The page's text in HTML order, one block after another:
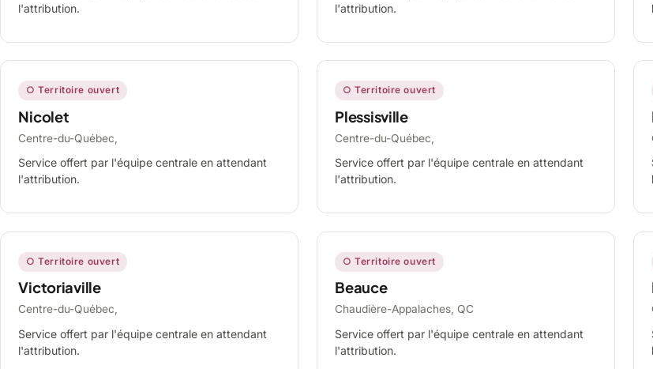
l'attribution.
l'attribution.
○ Territoire ouvert
Nicolet
Centre-du-Québec,
Service offert par l'équipe centrale en attendant
l'attribution.
○ Territoire ouvert
Plessisville
Centre-du-Québec,
Service offert par l'équipe centrale en attendant
l'attribution.
○ Territoire ouvert
Victoriaville
Centre-du-Québec,
Service offert par l'équipe centrale en attendant
l'attribution.
○ Territoire ouvert
Beauce
Chaudière-Appalaches, QC
Service offert par l'équipe centrale en attendant
l'attribution.